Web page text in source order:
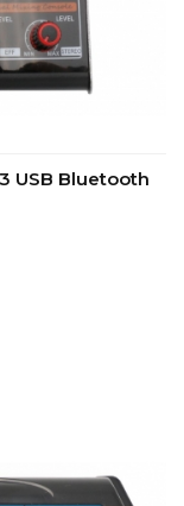
USB Bluetooth